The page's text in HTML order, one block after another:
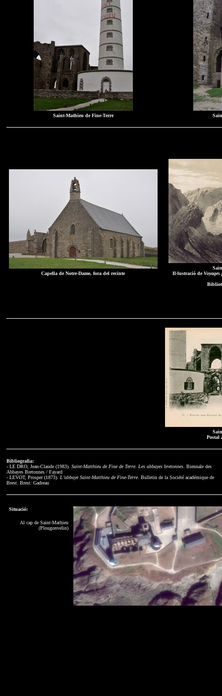
Saint-Mathieu de Fine-Terre
Capella de Notre-Dame, fora del recinte
Il·lustració de
Postal
Bibliografia:
- LE DRO, Jean-Claude (1983). Saint-Matthieu de Fine de Terre. Les abbayes bretonnes . Biennale des
Abbayes Bretonnes / Fayard
- LEVOT, Prosper (1873). L’abbaye Saint-Matthieu de Fine-Terre. Bulletin de la Société académique de
Brest. Brest: Gadreau
Situació:
Al cap de Saint-Mathieu
(Plougonvelin)